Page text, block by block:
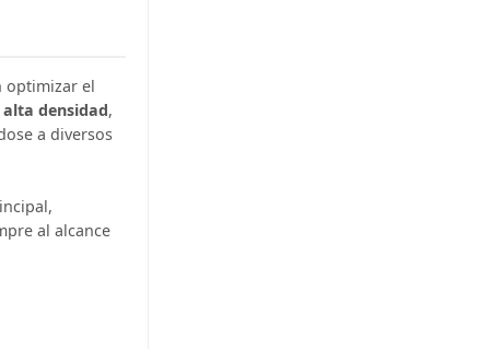
optimizar el
alta densidad,
a diversos
al alcance